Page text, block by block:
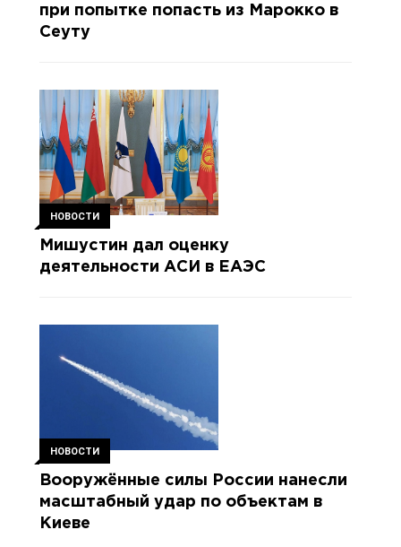
при попытке попасть из Марокко в
Сеуту
НОВОСТИ
Мишустин дал оценку
деятельности АСИ в ЕАЭС
НОВОСТИ
Вооружённые силы России нанесли
масштабный удар по объектам в
Киеве